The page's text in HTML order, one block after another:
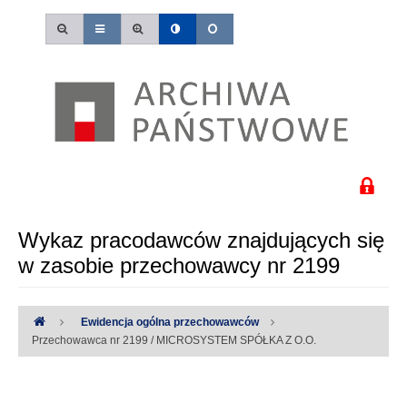
Wykaz pracodawców znajdujących się
w zasobie przechowawcy nr 2199
Ewidencja ogólna przechowawców
Przechowawca nr 2199 / MICROSYSTEM SPÓŁKA Z O.O.